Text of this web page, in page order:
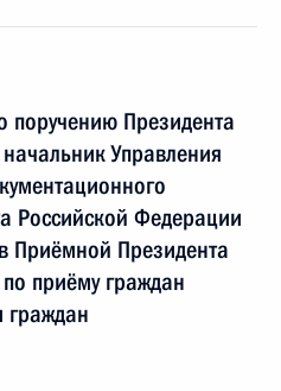
Президента
Управления
Российской Федерации
Приёмной Президента
приёму граждан
граждан